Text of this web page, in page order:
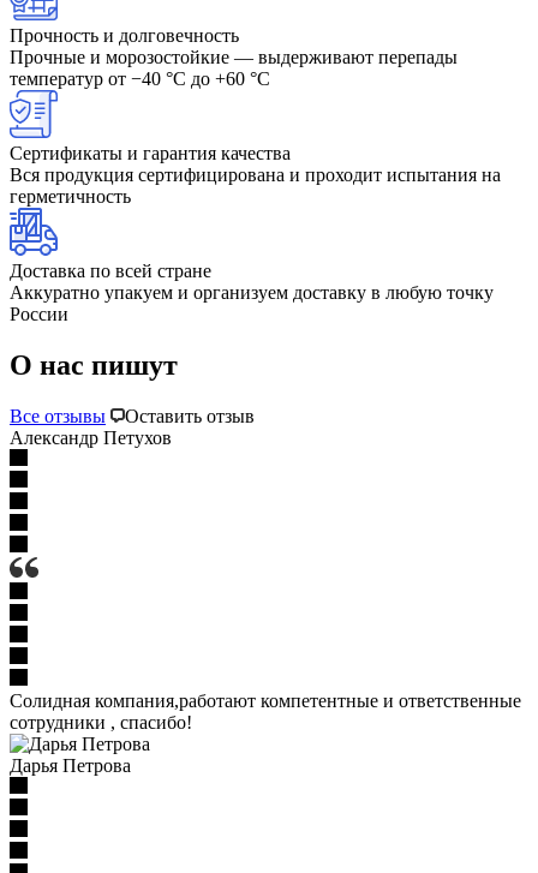
Прочность и долговечность
Прочные и морозостойкие — выдерживают перепады
температур от −40 °C до +60 °C
Сертификаты и гарантия качества
Вся продукция сертифицирована и проходит испытания на
герметичность
Доставка по всей стране
Аккуратно упакуем и организуем доставку в любую точку
России
О нас пишут
Все отзывы
Оставить отзыв
Александр Петухов
Солидная компания,работают компетентные и ответственные
сотрудники , спасибо!
Дарья Петрова